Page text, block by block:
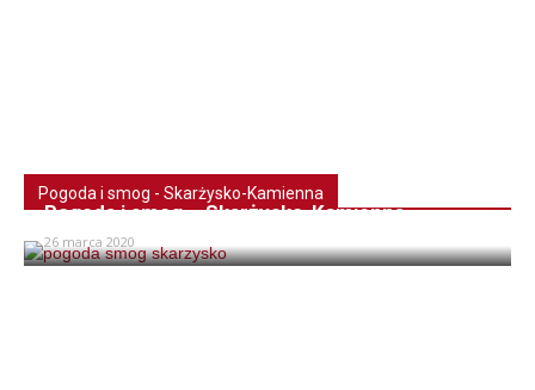
Pogoda i smog - Skarżysko-Kamienna
Pogoda i smog – Skarżysko-Kamienna
26 marca 2020